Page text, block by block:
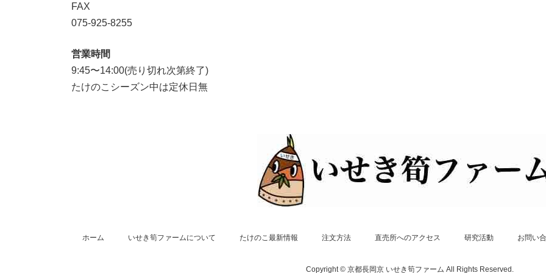
FAX
075-925-8255
営業時間
9:45〜14:00(売り切れ次第終了)
たけのこシーズン中は定休日無
ホーム いせき筍ファームについて たけのこ最新情報 注文方法 直売所へのアクセス 研究活動 お問い
Copyright © 京都長岡京 いせき筍ファーム All Rights Reserved.